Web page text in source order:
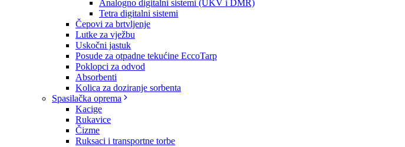
Analogno digitalni sistemi (UKV i DMR)
Tetra digitalni sistemi
Čepovi za brtvljenje
Lutke za vježbu
Uskočni jastuk
Posude za otpadne tekućine EccoTarp
Poklopci za odvod
Absorbenti
Kolica za doziranje sorbenta
Spasilačka oprema
Kacige
Rukavice
Čizme
Ruksaci i transportne torbe